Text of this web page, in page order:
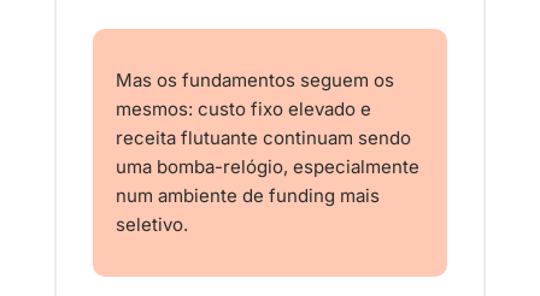
Mas os fundamentos seguem os
mesmos: custo fixo elevado e
receita flutuante continuam sendo
uma bomba-relógio, especialmente
num ambiente de funding mais
seletivo.